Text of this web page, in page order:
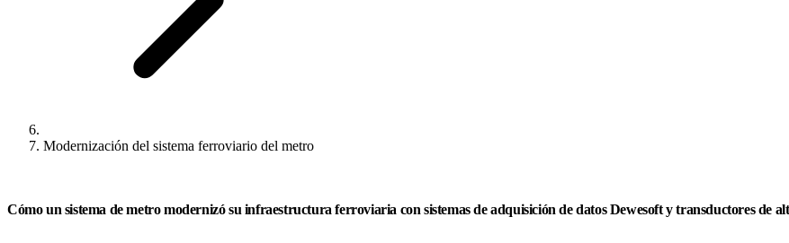
Modernización del sistema ferroviario del metro
Cómo un sistema de metro modernizó su infraestructura ferroviaria con sistemas de adquisición de datos Dewesoft y transductores de